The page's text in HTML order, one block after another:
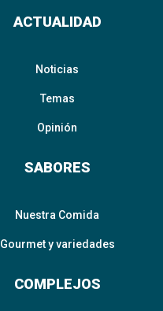
ACTUALIDAD
Noticias
Temas
Opinión
SABORES
Nuestra Comida
Gourmet y variedades
COMPLEJOS